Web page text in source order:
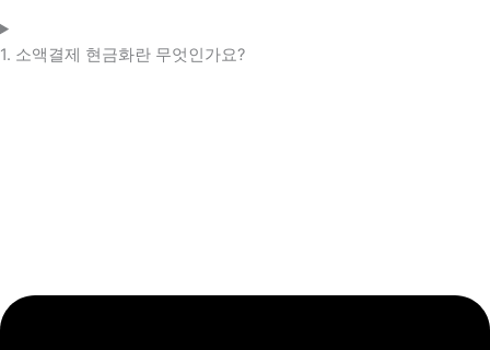
1. 소액결제 현금화란 무엇인가요?